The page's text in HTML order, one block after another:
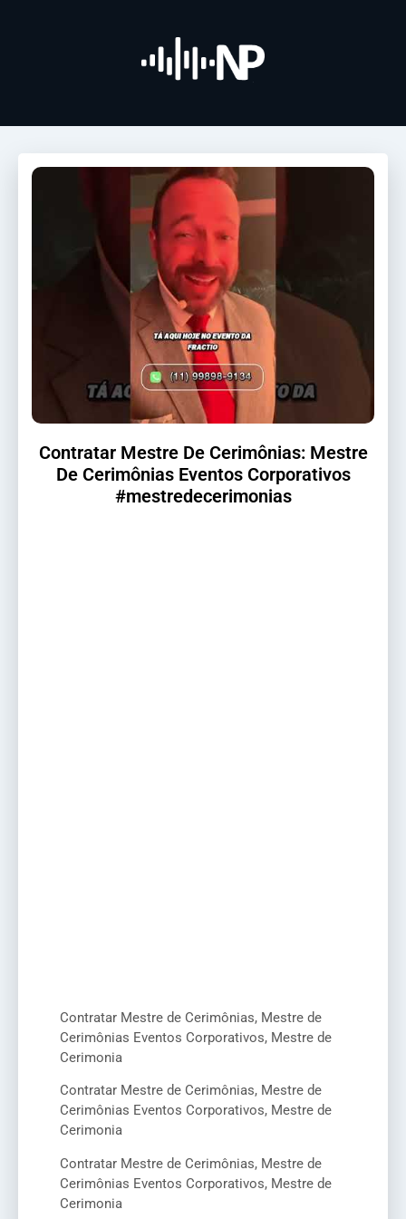
Contratar Mestre De Cerimônias: Mestre
De Cerimônias Eventos Corporativos
#mestredecerimonias
Contratar Mestre de Cerimônias, Mestre de
Cerimônias Eventos Corporativos, Mestre de
Cerimonia
Contratar Mestre de Cerimônias, Mestre de
Cerimônias Eventos Corporativos, Mestre de
Cerimonia
Contratar Mestre de Cerimônias, Mestre de
Cerimônias Eventos Corporativos, Mestre de
Cerimonia